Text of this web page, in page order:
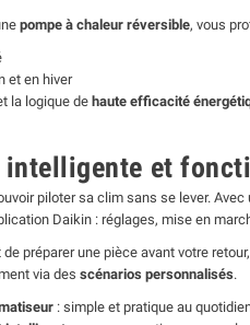
pompe à chaleur réversible, vous
et en hiver
la logique de haute efficacité
et
piloter sa clim sans se lever. Avec
Daikin : réglages, mise en
préparer une pièce avant votre
via des scénarios personnalisés.
: simple et pratique au